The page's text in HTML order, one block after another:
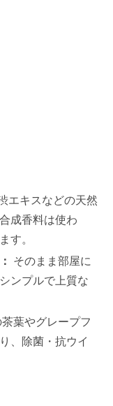
エキスなどの天然
成香料は使わ
す。
そのまま部屋に
ンプルで上質な
茶葉やグレープフ
、除菌・抗ウイ